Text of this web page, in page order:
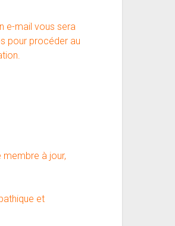
e-mail vous sera
pour procéder au
membre à jour,
et